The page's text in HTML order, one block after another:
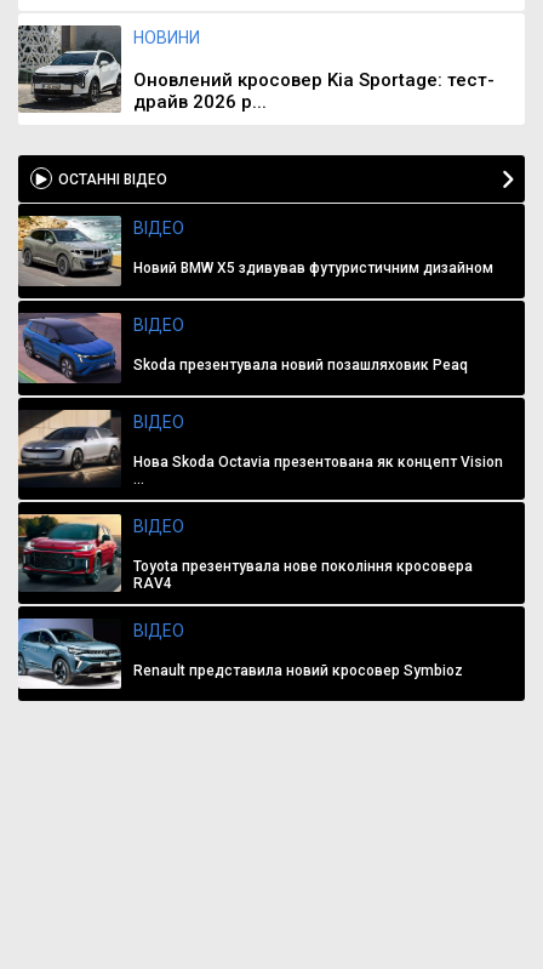
НОВИНИ
Оновлений кросовер Kia Sportage: тест-
драйв 2026 р...
ОСТАННІ ВІДЕО
ВІДЕО
Новий BMW X5 здивував футуристичним дизайном
ВІДЕО
Skoda презентувала новий позашляховик Peaq
ВІДЕО
Нова Skoda Octavia презентована як концепт Vision
...
ВІДЕО
Toyota презентувала нове покоління кросовера
RAV4
ВІДЕО
Renault представила новий кросовер Symbioz